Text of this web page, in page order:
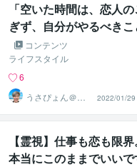
「空いた時間は、恋人
ぎず、自分がやるべき
う！」 なるほど納得！
係など知っておきたい【
コンテンツ
ライフスタイル
6
うさぴょん＠癒
し系アラフィフ
心寄り添い人
2022/01/29
【霊視】仕事も恋も限
本当にこのままでいい